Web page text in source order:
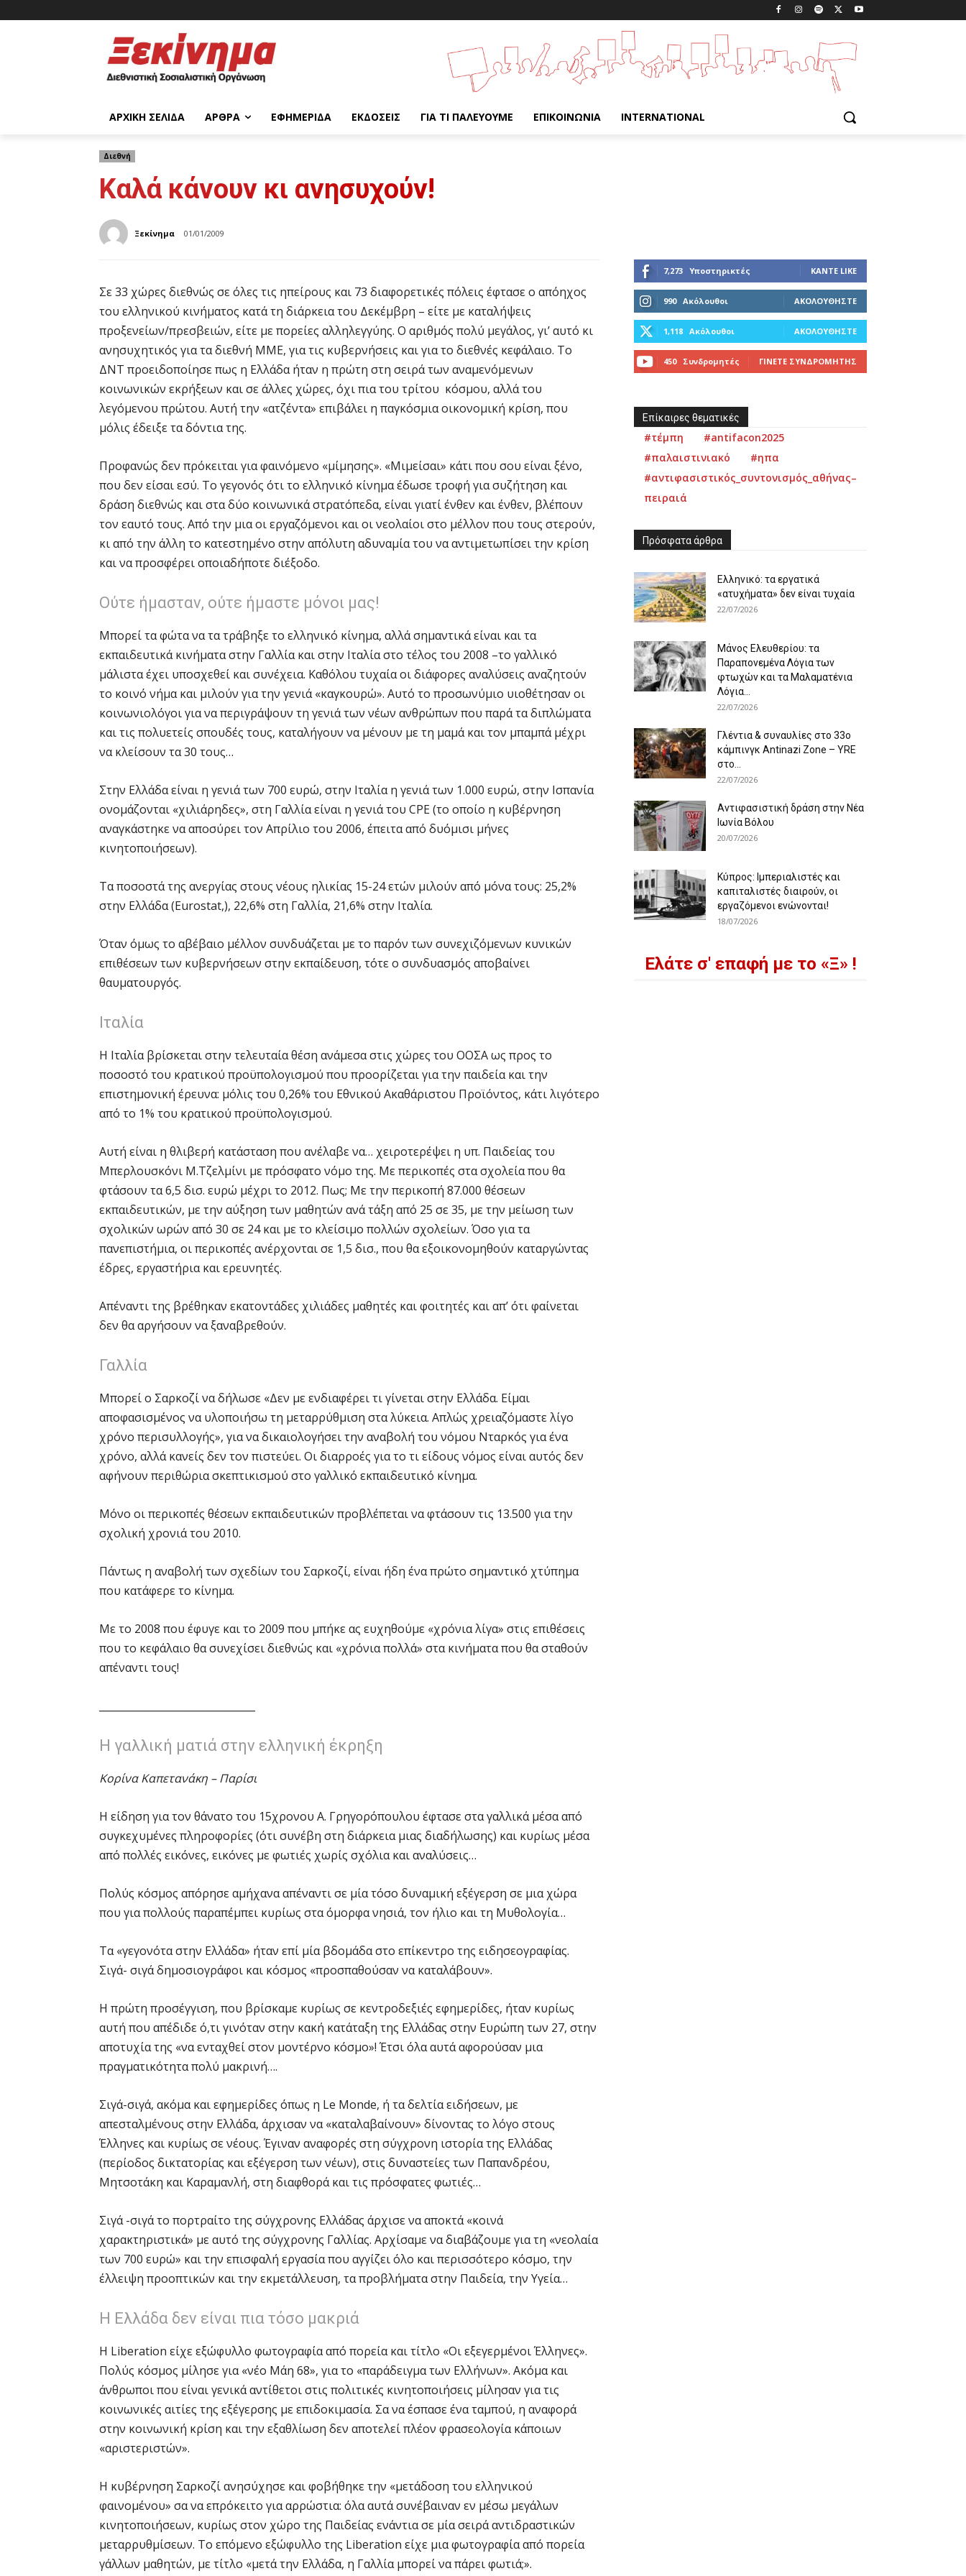
ΑΡΧΙΚΉ ΣΕΛΊΔΑ ΆΡΘΡΑ ΕΦΗΜΕΡΊΔΑ ΕΚΔΌΣΕΙΣ ΓΙΑ ΤΙ ΠΑΛΕΎΟΥΜΕ ΕΠΙΚΟΙΝΩΝΊΑ INTERNATIONAL
Διεθνή
Καλά κάνουν κι ανησυχούν!
Ξεκίνημα 01/01/2009
Σε 33 χώρες διεθνώς σε όλες τις ηπείρους και 73 διαφορετικές πόλεις έφτασε ο απόηχος
του ελληνικού κινήματος κατά τη διάρκεια του Δεκέμβρη – είτε με καταλήψεις
προξενείων/πρεσβειών, είτε με πορείες αλληλεγγύης. Ο αριθμός πολύ μεγάλος, γι’ αυτό κι
ανησυχητικός για τα διεθνή ΜΜΕ, για τις κυβερνήσεις και για το διεθνές κεφάλαιο. Το
ΔΝΤ προειδοποίησε πως η Ελλάδα ήταν η πρώτη στη σειρά των αναμενόμενων
κοινωνικών εκρήξεων και σε άλλες χώρες, όχι πια του τρίτου κόσμου, αλλά του
λεγόμενου πρώτου. Αυτή την «ατζέντα» επιβάλει η παγκόσμια οικονομική κρίση, που
μόλις έδειξε τα δόντια της.
Προφανώς δεν πρόκειται για φαινόμενο «μίμησης». «Μιμείσαι» κάτι που σου είναι ξένο,
που δεν είσαι εσύ. Το γεγονός ότι το ελληνικό κίνημα έδωσε τροφή για συζήτηση και
δράση διεθνώς και στα δύο κοινωνικά στρατόπεδα, είναι γιατί ένθεν και ένθεν, βλέπουν
τον εαυτό τους. Από την μια οι εργαζόμενοι και οι νεολαίοι στο μέλλον που τους στερούν,
κι από την άλλη το κατεστημένο στην απόλυτη αδυναμία του να αντιμετωπίσει την κρίση
και να προσφέρει οποιαδήποτε διέξοδο.
Ούτε ήμασταν, ούτε ήμαστε μόνοι μας!
Μπορεί τα φώτα να τα τράβηξε το ελληνικό κίνημα, αλλά σημαντικά είναι και τα
εκπαιδευτικά κινήματα στην Γαλλία και στην Ιταλία στο τέλος του 2008 –το γαλλικό
μάλιστα έχει υποσχεθεί και συνέχεια. Καθόλου τυχαία οι διάφορες αναλύσεις αναζητούν
το κοινό νήμα και μιλούν για την γενιά «καγκουρώ». Αυτό το προσωνύμιο υιοθέτησαν οι
κοινωνιολόγοι για να περιγράψουν τη γενιά των νέων ανθρώπων που παρά τα διπλώματα
και τις πολυετείς σπουδές τους, καταλήγουν να μένουν με τη μαμά και τον μπαμπά μέχρι
να κλείσουν τα 30 τους…
Στην Ελλάδα είναι η γενιά των 700 ευρώ, στην Ιταλία η γενιά των 1.000 ευρώ, στην Ισπανία
ονομάζονται «χιλιάρηδες», στη Γαλλία είναι η γενιά του CΡΕ (το οποίο η κυβέρνηση
αναγκάστηκε να αποσύρει τον Απρίλιο του 2006, έπειτα από δυόμισι μήνες
κινητοποιήσεων).
Τα ποσοστά της ανεργίας στους νέους ηλικίας 15-24 ετών μιλούν από μόνα τους: 25,2%
στην Ελλάδα (Εurostat,), 22,6% στη Γαλλία, 21,6% στην Ιταλία.
Όταν όμως το αβέβαιο μέλλον συνδυάζεται με το παρόν των συνεχιζόμενων κυνικών
επιθέσεων των κυβερνήσεων στην εκπαίδευση, τότε ο συνδυασμός αποβαίνει
θαυματουργός.
Ιταλία
Η Ιταλία βρίσκεται στην τελευταία θέση ανάμεσα στις χώρες του ΟΟΣΑ ως προς το
ποσοστό του κρατικού προϋπολογισμού που προορίζεται για την παιδεία και την
επιστημονική έρευνα: μόλις του 0,26% του Εθνικού Ακαθάριστου Προϊόντος, κάτι λιγότερο
από το 1% του κρατικού προϋπολογισμού.
Αυτή είναι η θλιβερή κατάσταση που ανέλαβε να… χειροτερέψει η υπ. Παιδείας του
Μπερλουσκόνι Μ.Τζελμίνι με πρόσφατο νόμο της. Με περικοπές στα σχολεία που θα
φτάσουν τα 6,5 δισ. ευρώ μέχρι το 2012. Πως; Με την περικοπή 87.000 θέσεων
εκπαιδευτικών, με την αύξηση των μαθητών ανά τάξη από 25 σε 35, με την μείωση των
σχολικών ωρών από 30 σε 24 και με το κλείσιμο πολλών σχολείων. Όσο για τα
πανεπιστήμια, οι περικοπές ανέρχονται σε 1,5 δισ., που θα εξοικονομηθούν καταργώντας
έδρες, εργαστήρια και ερευνητές.
Απέναντι της βρέθηκαν εκατοντάδες χιλιάδες μαθητές και φοιτητές και απ’ ότι φαίνεται
δεν θα αργήσουν να ξαναβρεθούν.
Γαλλία
Μπορεί ο Σαρκοζί να δήλωσε «Δεν με ενδιαφέρει τι γίνεται στην Ελλάδα. Είμαι
αποφασισμένος να υλοποιήσω τη μεταρρύθμιση στα λύκεια. Απλώς χρειαζόμαστε λίγο
χρόνο περισυλλογής», για να δικαιολογήσει την αναβολή του νόμου Νταρκός για ένα
χρόνο, αλλά κανείς δεν τον πιστεύει. Οι διαρροές για το τι είδους νόμος είναι αυτός δεν
αφήνουν περιθώρια σκεπτικισμού στο γαλλικό εκπαιδευτικό κίνημα.
Μόνο οι περικοπές θέσεων εκπαιδευτικών προβλέπεται να φτάσουν τις 13.500 για την
σχολική χρονιά του 2010.
Πάντως η αναβολή των σχεδίων του Σαρκοζί, είναι ήδη ένα πρώτο σημαντικό χτύπημα
που κατάφερε το κίνημα.
Με το 2008 που έφυγε και το 2009 που μπήκε ας ευχηθούμε «χρόνια λίγα» στις επιθέσεις
που το κεφάλαιο θα συνεχίσει διεθνώς και «χρόνια πολλά» στα κινήματα που θα σταθούν
απέναντι τους!
Η γαλλική ματιά στην ελληνική έκρηξη
Κορίνα Καπετανάκη – Παρίσι
Η είδηση για τον θάνατο του 15χρονου Α. Γρηγορόπουλου έφτασε στα γαλλικά μέσα από
συγκεχυμένες πληροφορίες (ότι συνέβη στη διάρκεια μιας διαδήλωσης) και κυρίως μέσα
από πολλές εικόνες, εικόνες με φωτιές χωρίς σχόλια και αναλύσεις…
Πολύς κόσμος απόρησε αμήχανα απέναντι σε μία τόσο δυναμική εξέγερση σε μια χώρα
που για πολλούς παραπέμπει κυρίως στα όμορφα νησιά, τον ήλιο και τη Μυθολογία…
Τα «γεγονότα στην Ελλάδα» ήταν επί μία βδομάδα στο επίκεντρο της ειδησεογραφίας.
Σιγά- σιγά δημοσιογράφοι και κόσμος «προσπαθούσαν να καταλάβουν».
Η πρώτη προσέγγιση, που βρίσκαμε κυρίως σε κεντροδεξιές εφημερίδες, ήταν κυρίως
αυτή που απέδιδε ό,τι γινόταν στην κακή κατάταξη της Ελλάδας στην Ευρώπη των 27, στην
αποτυχία της «να ενταχθεί στον μοντέρνο κόσμο»! Έτσι όλα αυτά αφορούσαν μια
πραγματικότητα πολύ μακρινή….
Σιγά-σιγά, ακόμα και εφημερίδες όπως η Le Monde, ή τα δελτία ειδήσεων, με
απεσταλμένους στην Ελλάδα, άρχισαν να «καταλαβαίνουν» δίνοντας το λόγο στους
Έλληνες και κυρίως σε νέους. Έγιναν αναφορές στη σύγχρονη ιστορία της Ελλάδας
(περίοδος δικτατορίας και εξέγερση των νέων), στις δυναστείες των Παπανδρέου,
Μητσοτάκη και Καραμανλή, στη διαφθορά και τις πρόσφατες φωτιές…
Σιγά -σιγά το πορτραίτο της σύγχρονης Ελλάδας άρχισε να αποκτά «κοινά
χαρακτηριστικά» με αυτό της σύγχρονης Γαλλίας. Αρχίσαμε να διαβάζουμε για τη «νεολαία
των 700 ευρώ» και την επισφαλή εργασία που αγγίζει όλο και περισσότερο κόσμο, την
έλλειψη προοπτικών και την εκμετάλλευση, τα προβλήματα στην Παιδεία, την Υγεία…
Η Ελλάδα δεν είναι πια τόσο μακριά
Η Liberation είχε εξώφυλλο φωτογραφία από πορεία και τίτλο «Οι εξεγερμένοι Έλληνες».
Πολύς κόσμος μίλησε για «νέο Μάη 68», για το «παράδειγμα των Ελλήνων». Ακόμα και
άνθρωποι που είναι γενικά αντίθετοι στις πολιτικές κινητοποιήσεις μίλησαν για τις
κοινωνικές αιτίες της εξέγερσης με επιδοκιμασία. Σα να έσπασε ένα ταμπού, η αναφορά
στην κοινωνική κρίση και την εξαθλίωση δεν αποτελεί πλέον φρασεολογία κάποιων
«αριστεριστών».
Η κυβέρνηση Σαρκοζί ανησύχησε και φοβήθηκε την «μετάδοση του ελληνικού
φαινομένου» σα να επρόκειτο για αρρώστια: όλα αυτά συνέβαιναν εν μέσω μεγάλων
κινητοποιήσεων, κυρίως στον χώρο της Παιδείας ενάντια σε μία σειρά αντιδραστικών
μεταρρυθμίσεων. Το επόμενο εξώφυλλο της Liberation είχε μια φωτογραφία από πορεία
γάλλων μαθητών, με τίτλο «μετά την Ελλάδα, η Γαλλία μπορεί να πάρει φωτιά;».
7,273 Υποστηρικτές ΚΆΝΤΕ LIKE
990 Ακόλουθοι ΑΚΟΛΟΥΘΉΣΤΕ
1,118 Ακόλουθοι ΑΚΟΛΟΥΘΉΣΤΕ
450 Συνδρομητές ΓΊΝΕΤΕ ΣΥΝΔΡΟΜΗΤΉΣ
Επίκαιρες θεματικές
#τέμπη
#antifacon2025
#παλαιστινιακό
#ηπα
#αντιφασιστικός_συντονισμός_αθήνας–
πειραιά
Πρόσφατα άρθρα
Ελληνικό: τα εργατικά
«ατυχήματα» δεν είναι τυχαία
22/07/2026
Μάνος Ελευθερίου: τα
Παραπονεμένα Λόγια των
φτωχών και τα Μαλαματένια
Λόγια...
22/07/2026
Γλέντια & συναυλίες στο 33ο
κάμπινγκ Antinazi Zone – YRE
στο...
22/07/2026
Αντιφασιστική δράση στην Νέα
Ιωνία Βόλου
20/07/2026
Κύπρος: Ιμπεριαλιστές και
καπιταλιστές διαιρούν, οι
εργαζόμενοι ενώνονται!
18/07/2026
Ελάτε σ' επαφή με το «Ξ» !